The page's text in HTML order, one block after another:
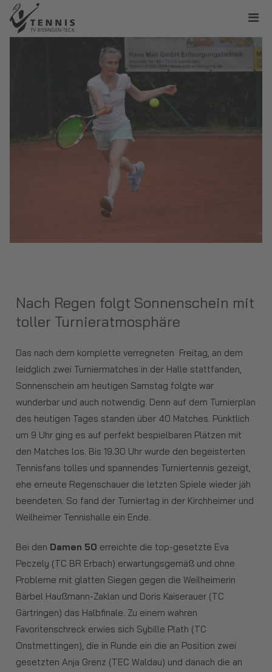
Nach Regen folgt Sonnenschein mit
toller Turnieratmosphäre
Das nach dem komplette verregneten Freitag, an dem
leidglich zwei Turniermatches in der Halle stattfanden,
Sonnenschein am heutigen Samstag folgte war
wunderbar und auch notwendig. Denn auf dem Turnierplan
des heutigen Tages standen über 40 Matches. Pünktlich
um 9 Uhr ging es auf perfekt bespielbaren Plätzen mit
den Matches los. Bis 19.30 Uhr wurde den begeisterten
Tennisfans tolles und spannendes Turniertennis gezeigt,
ehe erneute Regenschauer die letzten Spiele wieder jäh
beendeten. So fand der Turniertag in der Kirchheimer und
Weilheimer Tennishalle ein Ende.
Bei den Damen 50 erreichte die top-gesetzte Eva
Peczely (TC BR Erbach) erwartungsgemäß und ohne
Probleme mit glatten Siegen gegen die Weilheimerin
Bärbel Haußmann-Zaklan und Doris Kaiserauer (TC
Gärtringen) das Halbfinale. Zu einem wahren
Favoritenschreck erwies sich Sybille Plath (TC
Onstmettingen), die in Runde ein die an Position zwei
gesetzten Anja Grenz (TEC Waldau) und danach die an